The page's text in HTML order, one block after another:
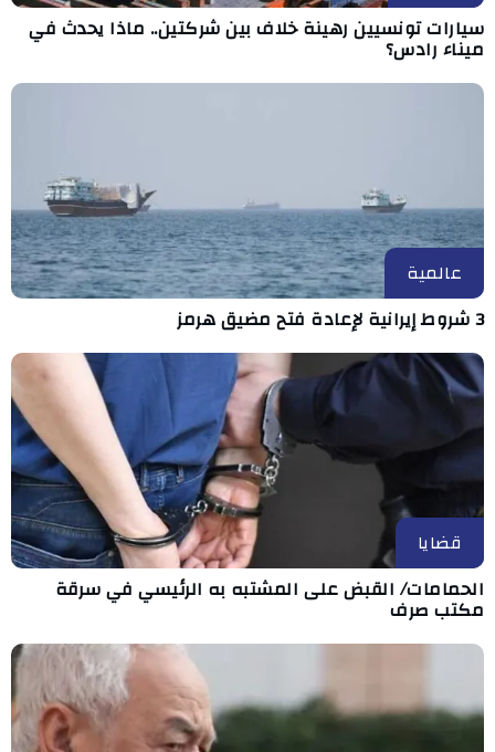
سيارات تونسيين رهينة خلاف بين شركتين.. ماذا يحدث في
ميناء رادس؟
عالمية
3 شروط إيرانية لإعادة فتح مضيق هرمز
قضايا
الحمامات/ القبض على المشتبه به الرئيسي في سرقة
مكتب صرف